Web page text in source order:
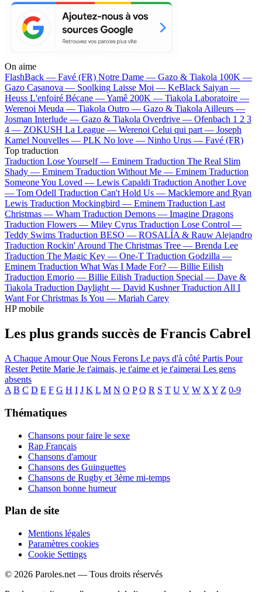
On aime
FlashBack — Favé (FR) Notre Dame — Gazo & Tiakola 100K —
Gazo Casanova — Soolking Laisse Moi — KeBlack Saiyan —
Heuss L'enfoiré Bécane —Yamê 200K — Tiakola Laboratoire —
Werenoi Meuda — Tiakola Outro — Gazo & TiakolaAilleurs —
Josman Interlude — Gazo & Tiakola Overdrive — Ofenbach 1 2 3
4 — ZOKUSH La League — Werenoi Celui qui part — Joseph
Kamel Nouvelles — PLK No love — Ninho Urus — Favé (FR)
Top traduction
Traduction Lose Yourself — Eminem Traduction The Real Slim
Shady — Eminem Traduction Without Me — Eminem Traduction
Someone You Loved — Lewis Capaldi Traduction Another Love
— Tom Odell Traduction Can't Hold Us — Macklemore and Ryan
Lewis Traduction Mockingbird — Eminem Traduction Last
Christmas — Wham Traduction Demons — Imagine Dragons
Traduction Flowers — Miley Cyrus Traduction Lose Control —
Teddy Swims Traduction BESO — ROSALÍA & Rauw Alejandro
Traduction Rockin' Around The Christmas Tree — Brenda Lee
Traduction The Magic Key — One-T Traduction Godzilla —
Eminem Traduction What Was I Made For? — Billie Eilish
Traduction Emorio — Billie Eilish Traduction Special — Dave &
Tiakola Traduction Daylight — David Kushner Traduction All I
Want For Christmas Is You — Mariah Carey
HP mobile
Les plus grands succès de Francis Cabrel
A Chaque Amour Que Nous Ferons Le pays d'à côté Partis Pour
ResterPetite Marie Je t'aimais, je t'aime et je t'aimerai Les gens
absents
A B C D E F G H I J K L M N O P Q R S T U V W X Y Z 0-9
Thématiques
Chansons pour faire le sexe
Rap Français
Chansons d'amour
Chansons des Guinguettes
Chansons de Rugby et 3ème mi-temps
Chanson bonne humeur
Plan de site
Mentions légales
Paramètres cookies
Cookie Settings
© 2026 Paroles.net — Tous droits réservés